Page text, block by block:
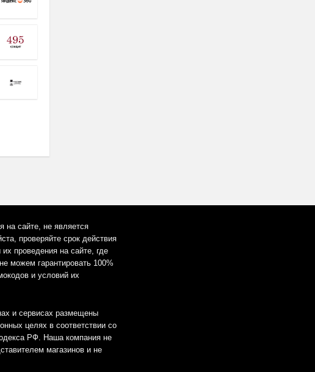
на сайте, не является
проверяйте срок действия
проведения на сайте, где
можем гарантировать 100%
и условий их
и сервисах размещены
целях в соответствии со
РФ. Наша компания не
магазинов и не